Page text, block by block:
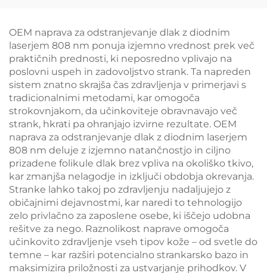
epidermalno zaščito,
neprekinjeno
brezkontaktno
uporabo v kliničnih
razmerah
OEM naprava za odstranjevanje dlak z diodnim
laserjem 808 nm ponuja izjemno vrednost prek več
praktičnih prednosti, ki neposredno vplivajo na
poslovni uspeh in zadovoljstvo strank. Ta napreden
sistem znatno skrajša čas zdravljenja v primerjavi s
tradicionalnimi metodami, kar omogoča
strokovnjakom, da učinkoviteje obravnavajo več
strank, hkrati pa ohranjajo izvirne rezultate. OEM
naprava za odstranjevanje dlak z diodnim laserjem
808 nm deluje z izjemno natančnostjo in ciljno
prizadene folikule dlak brez vpliva na okoliško tkivo,
kar zmanjša nelagodje in izključi obdobja okrevanja.
Stranke lahko takoj po zdravljenju nadaljujejo z
običajnimi dejavnostmi, kar naredi to tehnologijo
zelo privlačno za zaposlene osebe, ki iščejo udobna
rešitve za nego. Raznolikost naprave omogoča
učinkovito zdravljenje vseh tipov kože – od svetle do
temne – kar razširi potencialno strankarsko bazo in
maksimizira priložnosti za ustvarjanje prihodkov. V